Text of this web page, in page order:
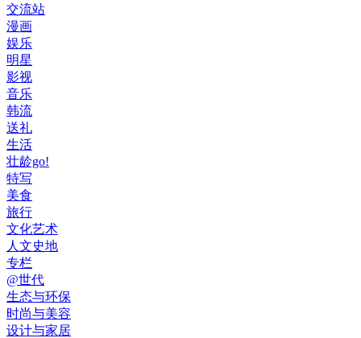
交流站
漫画
娱乐
明星
影视
音乐
韩流
送礼
生活
壮龄go!
特写
美食
旅行
文化艺术
人文史地
专栏
@世代
生态与环保
时尚与美容
设计与家居